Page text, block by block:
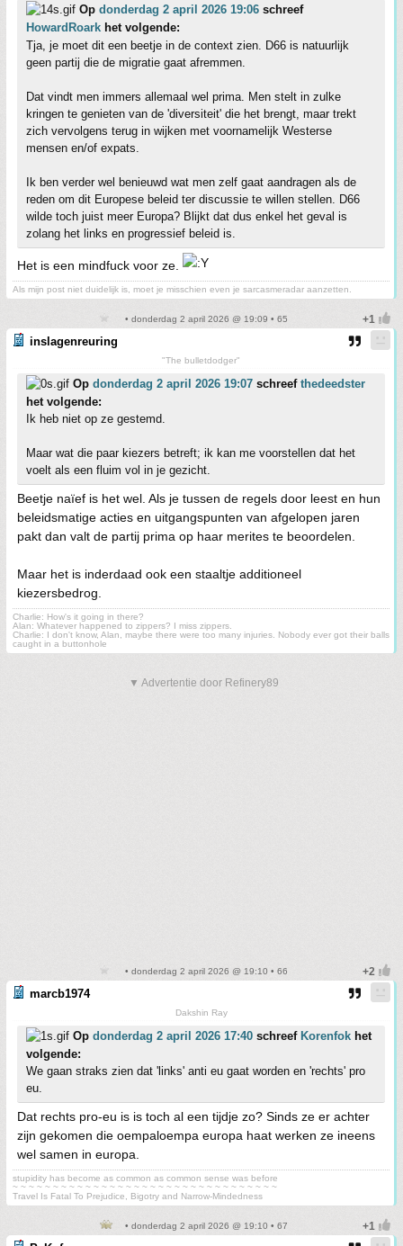
Op donderdag 2 april 2026 19:06 schreef
HowardRoark het volgende:
Tja, je moet dit een beetje in de context zien. D66 is natuurlijk
geen partij die de migratie gaat afremmen.
Dat vindt men immers allemaal wel prima. Men stelt in zulke
kringen te genieten van de 'diversiteit' die het brengt, maar trekt
zich vervolgens terug in wijken met voornamelijk Westerse
mensen en/of expats.
Ik ben verder wel benieuwd wat men zelf gaat aandragen als de
reden om dit Europese beleid ter discussie te willen stellen. D66
wilde toch juist meer Europa? Blijkt dat dus enkel het geval is
zolang het links en progressief beleid is.
Het is een mindfuck voor ze.
Als mijn post niet duidelijk is, moet je misschien even je sarcasmeradar aanzetten.
• donderdag 2 april 2026 @ 19:09 • 65
inslagenreuring
"The bulletdodger"
Op donderdag 2 april 2026 19:07 schreef thedeedster
het volgende:
Ik heb niet op ze gestemd.
Maar wat die paar kiezers betreft; ik kan me voorstellen dat het
voelt als een fluim vol in je gezicht.
Beetje naïef is het wel. Als je tussen de regels door leest en hun
beleidsmatige acties en uitgangspunten van afgelopen jaren
pakt dan valt de partij prima op haar merites te beoordelen.
Maar het is inderdaad ook een staaltje additioneel
kiezersbedrog.
Charlie: How's it going in there?
Alan: Whatever happened to zippers? I miss zippers.
Charlie: I don't know, Alan, maybe there were too many injuries. Nobody ever got their balls
caught in a buttonhole
▼ Advertentie door Refinery89
• donderdag 2 april 2026 @ 19:10 • 66
marcb1974
Dakshin Ray
Op donderdag 2 april 2026 17:40 schreef Korenfok het
volgende:
We gaan straks zien dat 'links' anti eu gaat worden en 'rechts' pro
eu.
Dat rechts pro-eu is is toch al een tijdje zo? Sinds ze er achter
zijn gekomen die oempaloempa europa haat werken ze ineens
wel samen in europa.
stupidity has become as common as common sense was before
~ ~ ~ ~ ~ ~ ~ ~ ~ ~ ~ ~ ~ ~ ~ ~ ~ ~ ~ ~ ~ ~ ~ ~ ~ ~ ~ ~ ~ ~ ~ ~ ~
Travel Is Fatal To Prejudice, Bigotry and Narrow-Mindedness
• donderdag 2 april 2026 @ 19:10 • 67